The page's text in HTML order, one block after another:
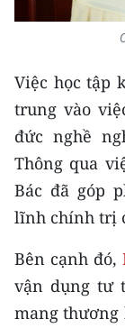
Đồng bằng
Duyên hải
Nguyên
Đông Nam Bộ
Đồng bằng
Chuyên trang
Chuyên trang
CHUYÊN ĐỀ
Việc học tập
trung vào
đức nghề
Thông qua
Bác đã góp
lĩnh chính trị
Bên cạnh đó,
vận dụng tư
mang thương